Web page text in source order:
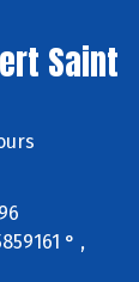
Saint
° ,